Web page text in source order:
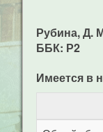
Рубина, Д.
ББК: Р2
Имеется в